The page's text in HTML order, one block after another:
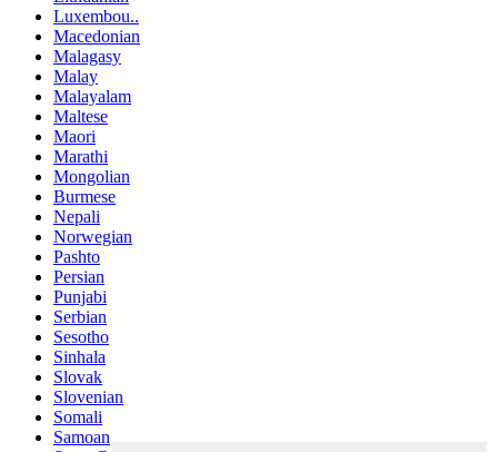
Luxembou..
Macedonian
Malagasy
Malay
Malayalam
Maltese
Maori
Marathi
Mongolian
Burmese
Nepali
Norwegian
Pashto
Persian
Punjabi
Serbian
Sesotho
Sinhala
Slovak
Slovenian
Somali
Samoan